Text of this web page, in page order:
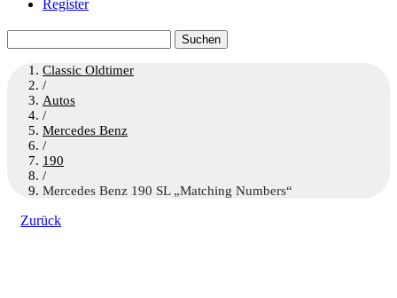
Register
nach:
Classic Oldtimer
/
Autos
/
Mercedes Benz
/
190
/
Mercedes Benz 190 SL „Matching Numbers“
Zurück